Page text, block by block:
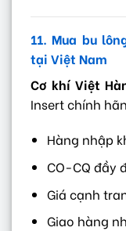
11. Mua bu
tại Việt Nam
Cơ khí Việt
Insert chính
Hàng nhập
CO-CQ đầy
Giá cạnh
Giao hàng